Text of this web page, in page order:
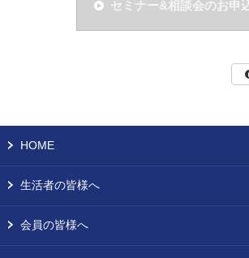
セミナー&相談会のお申
HOME
生活者の皆様へ
会員の皆様へ